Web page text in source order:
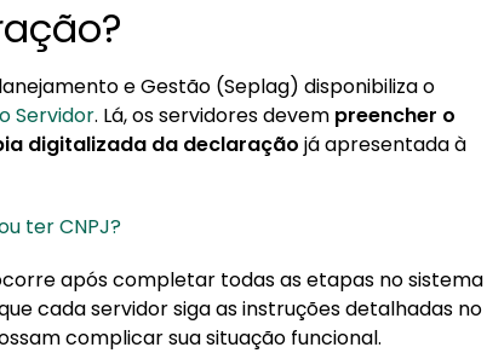
e Gestão (Seplag) disponibiliza o
Servidor. Lá, os servidores devem preencher o
digitalizada da declaração já apresentada à
ter CNPJ?
após completar todas as etapas no sistema
cada servidor siga as instruções detalhadas no
complicar sua situação funcional.